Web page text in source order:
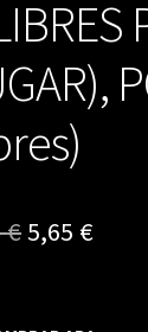
€El
5,65 €El